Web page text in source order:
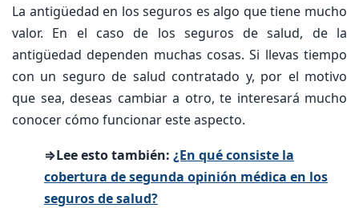
La antigüedad en los seguros es algo que tiene mucho
valor. En el caso de los seguros de salud, de la
antigüedad dependen muchas cosas. Si llevas tiempo
con un seguro de salud contratado y, por el motivo
que sea, deseas cambiar a otro, te interesará mucho
conocer cómo funcionar este aspecto.
⇒Lee esto también: ¿En qué consiste la
cobertura de segunda opinión médica en los
seguros de salud?